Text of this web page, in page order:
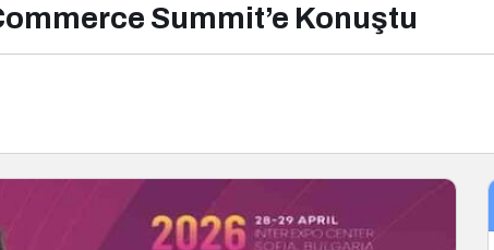
Summit’e Konuştu